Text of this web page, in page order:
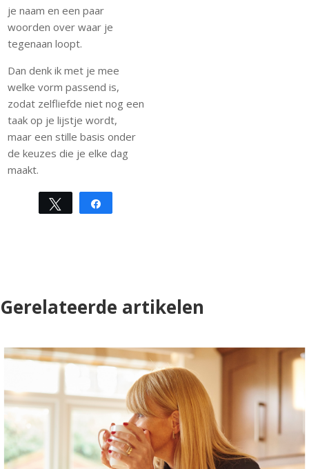
je naam en een paar
woorden over waar je
tegenaan loopt.
Dan denk ik met je mee
welke vorm passend is,
zodat zelfliefde niet nog een
taak op je lijstje wordt,
maar een stille basis onder
de keuzes die je elke dag
maakt.
Tweet
Gerelateerde artikelen